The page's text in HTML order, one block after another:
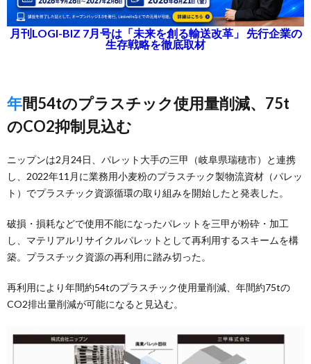
月刊LOGI-BIZ 7月号は「未来を創る輸送改革」 先行企業の
生存戦略を徹底取材
年間54tのプラスチック使用量削減、75t
のCO2抑制見込む
ニップンは2月24日、パレット大手の三甲（岐阜県瑞穂市）と連携
し、2022年11月に業務用小麦粉のプラスチック製物流資材（パレッ
ト）でプラスチック資源循環の取り組みを開始したと発表した。
破損・損耗などで使用不能になったパレットを三甲が粉砕・加工
し、マテリアルリサイクルパレットとして再利用するスキームを構
築。プラスチック資源の再利用に踏み切った。
再利用により年間約54tのプラスチック使用量削減、年間約75tの
CO2排出量削減が可能になると見込む。